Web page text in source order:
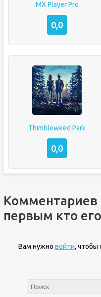
MX Player Pro
0,0
Thimbleweed Park
0,0
Комментариев
первым кто
Вам нужно войти, чтобы